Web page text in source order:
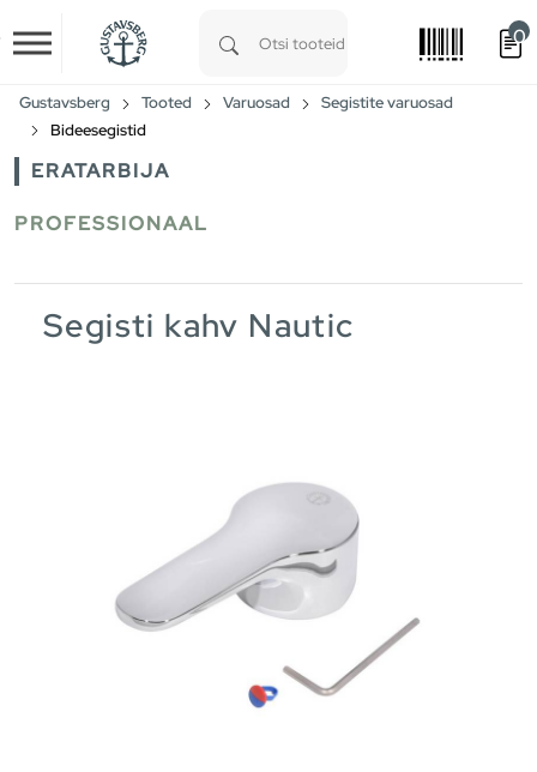
Skip to main content
0
Gustavsberg Tooted Varuosad
Segistite varuosad
Bideesegistid
ERATARBIJA
PROFESSIONAAL
Segisti kahv Nautic